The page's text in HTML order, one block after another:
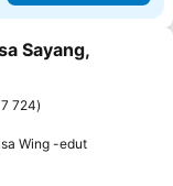
Sayang,
724
Wing -edutKatso